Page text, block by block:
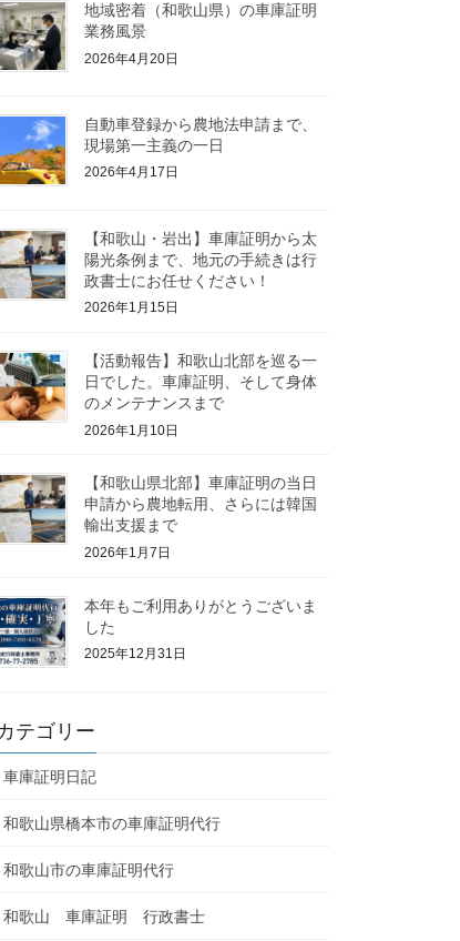
地域密着（和歌山県）の車庫証明
業務風景
2026年4月20日
自動車登録から農地法申請まで、
現場第一主義の一日
2026年4月17日
【和歌山・岩出】車庫証明から太
陽光条例まで、地元の手続きは行
政書士にお任せください！
2026年1月15日
【活動報告】和歌山北部を巡る一
日でした。車庫証明、そして身体
のメンテナンスまで
2026年1月10日
【和歌山県北部】車庫証明の当日
申請から農地転用、さらには韓国
輸出支援まで
2026年1月7日
本年もご利用ありがとうございま
した
2025年12月31日
テゴリー
車庫証明日記
和歌山県橋本市の車庫証明代行
和歌山市の車庫証明代行
和歌山 車庫証明 行政書士